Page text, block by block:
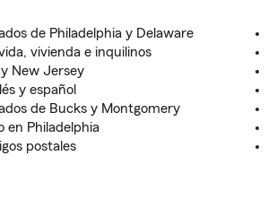
de Philadelphia y Delaware
vivienda e inquilinos
New Jersey
y español
de Bucks y Montgomery
en Philadelphia
postales